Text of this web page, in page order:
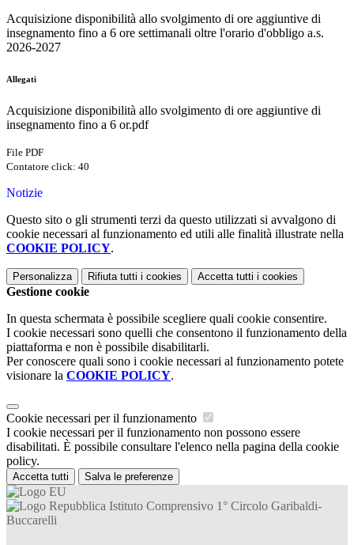
Acquisizione disponibilità allo svolgimento di ore aggiuntive di
insegnamento fino a 6 ore settimanali oltre l'orario d'obbligo a.s.
2026-2027
Allegati
Acquisizione disponibilità allo svolgimento di ore aggiuntive di
insegnamento fino a 6 or.pdf
File PDF
Contatore click: 40
Notizie
Questo sito o gli strumenti terzi da questo utilizzati si avvalgono di
cookie necessari al funzionamento ed utili alle finalità illustrate nella
COOKIE POLICY.
Personalizza Rifiuta tutti i cookies Accetta tutti i cookies
Gestione cookie
In questa schermata è possibile scegliere quali cookie consentire.
I cookie necessari sono quelli che consentono il funzionamento della
piattaforma e non è possibile disabilitarli.
Per conoscere quali sono i cookie necessari al funzionamento potete
visionare la COOKIE POLICY.
Cookie necessari per il funzionamento
I cookie necessari per il funzionamento non possono essere
disabilitati. È possibile consultare l'elenco nella pagina della cookie
policy.
Accetta tutti Salva le preferenze
Istituto Comprensivo 1° Circolo Garibaldi-
Buccarelli